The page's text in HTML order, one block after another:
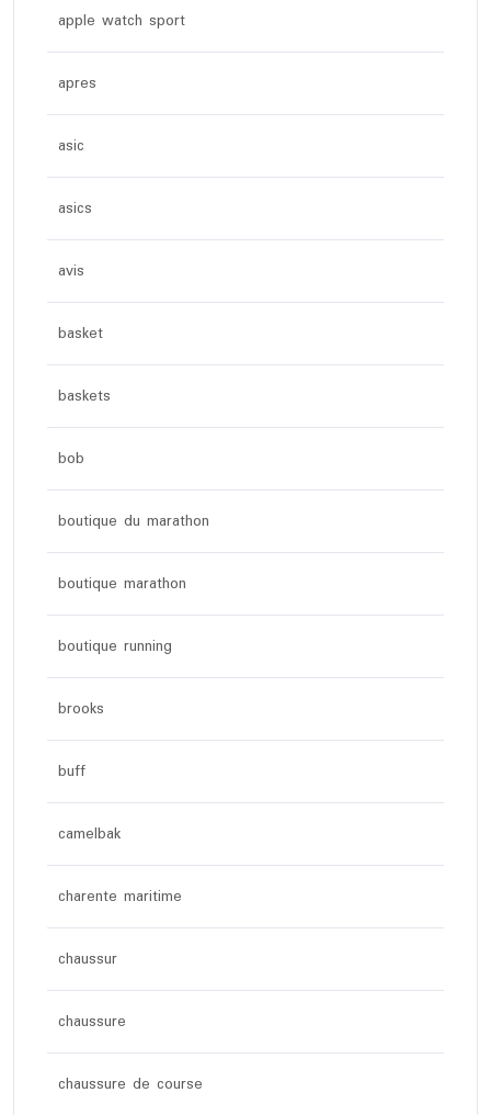
apple watch sport
apres
asic
asics
avis
basket
baskets
bob
boutique du marathon
boutique marathon
boutique running
brooks
buff
camelbak
charente maritime
chaussur
chaussure
chaussure de course